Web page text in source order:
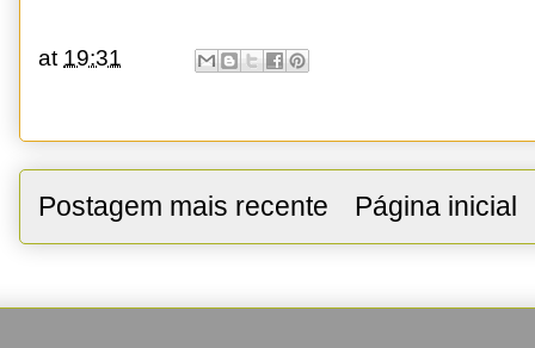
at 19:31
Postagem mais recente Página inicial